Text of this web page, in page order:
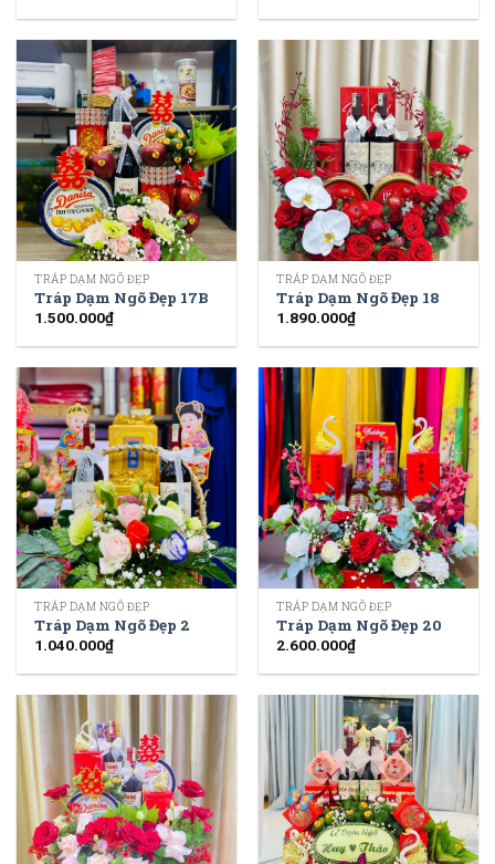
TRÁP DẠM NGÕ ĐẸP
Tráp Dạm Ngõ Đẹp 17B
1.500.000₫
TRÁP DẠM NGÕ ĐẸP
Tráp Dạm Ngõ Đẹp 18
1.890.000₫
TRÁP DẠM NGÕ ĐẸP
Tráp Dạm Ngõ Đẹp 2
1.040.000₫
TRÁP DẠM NGÕ ĐẸP
Tráp Dạm Ngõ Đẹp 20
2.600.000₫